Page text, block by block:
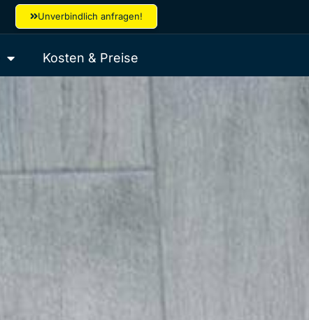
Unverbindlich anfragen!
Kosten & Preise